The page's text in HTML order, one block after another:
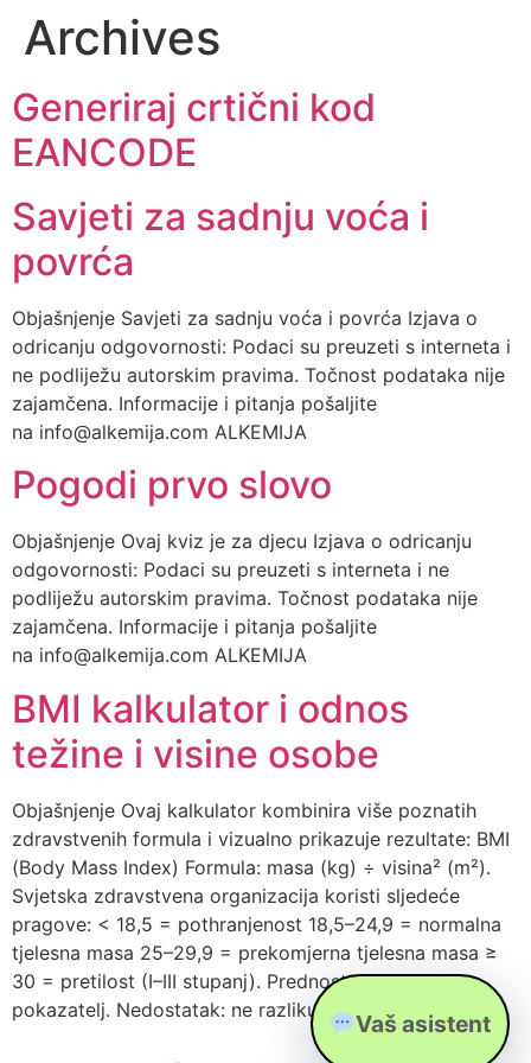
Archives
Generiraj crtični kod
EANCODE
Savjeti za sadnju voća i
povrća
Objašnjenje Savjeti za sadnju voća i povrća Izjava o
odricanju odgovornosti: Podaci su preuzeti s interneta i
ne podliježu autorskim pravima. Točnost podataka nije
zajamčena. Informacije i pitanja pošaljite
na info@alkemija.com ALKEMIJA
Pogodi prvo slovo
Objašnjenje Ovaj kviz je za djecu Izjava o odricanju
odgovornosti: Podaci su preuzeti s interneta i ne
podliježu autorskim pravima. Točnost podataka nije
zajamčena. Informacije i pitanja pošaljite
na info@alkemija.com ALKEMIJA
BMI kalkulator i odnos
težine i visine osobe
Objašnjenje Ovaj kalkulator kombinira više poznatih
zdravstvenih formula i vizualno prikazuje rezultate: BMI
(Body Mass Index) Formula: masa (kg) ÷ visina² (m²).
Svjetska zdravstvena organizacija koristi sljedeće
pragove: < 18,5 = pothranjenost 18,5–24,9 = normalna
tjelesna masa 25–29,9 = prekomjerna tjelesna masa ≥
30 = pretilost (I–III stupanj). Prednost: jednostavan
pokazatelj. Nedostatak: ne razlikuje mišiće […]
Vaš asistent